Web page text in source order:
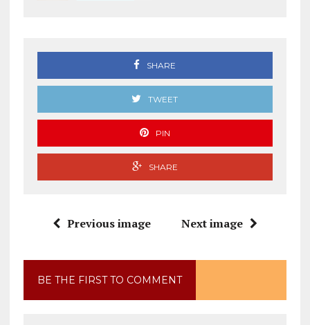
SHARE
TWEET
PIN
SHARE
Previous image Next image
BE THE FIRST TO COMMENT